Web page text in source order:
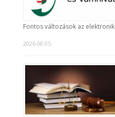
Fontos változások az
2026.08.05.